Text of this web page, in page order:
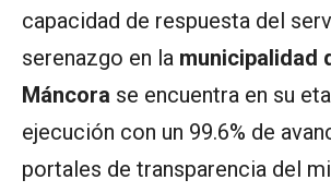
capacidad de respuesta del
serenazgo en la municipalidad
Máncora se encuentra en su
ejecución con un 99.6% de
portales de transparencia del